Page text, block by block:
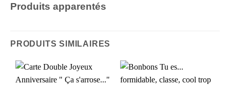
Produits apparentés
PRODUITS SIMILAIRES